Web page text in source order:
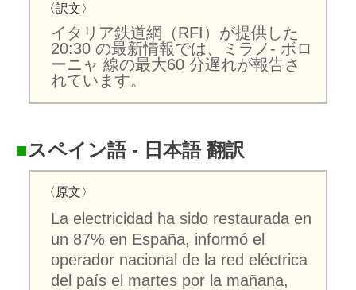
〈訳文〉
イタリア鉄道網（RFI）が提供した
20:30 の最新情報では、ミラノ- ボロ
ーニャ 線の最大60 分遅れが報告さ
れています。
■スペイン語 - 日本語 翻訳
〈原文〉
La electricidad ha sido restaurada en
un 87% en España, informó el
operador nacional de la red eléctrica
del país el martes por la mañana,